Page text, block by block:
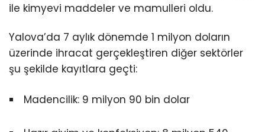
ile kimyevi maddeler ve mamulleri oldu.
Yalova’da 7 aylık dönemde 1 milyon doların
üzerinde ihracat gerçekleştiren diğer sektörler
şu şekilde kayıtlara geçti:
Madencilik: 9 milyon 90 bin dolar